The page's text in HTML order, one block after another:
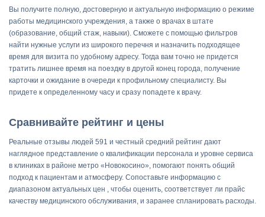
Вы получите полную, достоверную и актуальную информацию о режиме
работы медицинского учреждения, а также о врачах в штате
(образование, общий стаж, навыки). Сможете с помощью фильтров
найти нужные услуги из широкого перечня и назначить подходящее
время для визита по удобному адресу. Тогда вам точно не придется
тратить лишнее время на поездку в другой конец города, получение
карточки и ожидание в очереди к профильному специалисту. Вы
придете к определенному часу и сразу попадете к врачу.
Сравнивайте рейтинг и цены
Реальные отзывы людей 591 и честный средний рейтинг дают
наглядное представление о квалификации персонала и уровне сервиса
в клиниках в районе метро «Новокосино», помогают понять общий
подход к пациентам и атмосферу. Сопоставьте информацию с
диапазоном актуальных цен , чтобы оценить, соответствует ли прайс
качеству медицинского обслуживания, и заранее спланировать расходы.